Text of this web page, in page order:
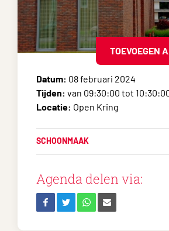
TOEVOEGEN
Datum: 08 februari 2024
Tijden: van 09:30:00 tot
Locatie: Open Kring
SCHOONMAAK
Agenda delen via: